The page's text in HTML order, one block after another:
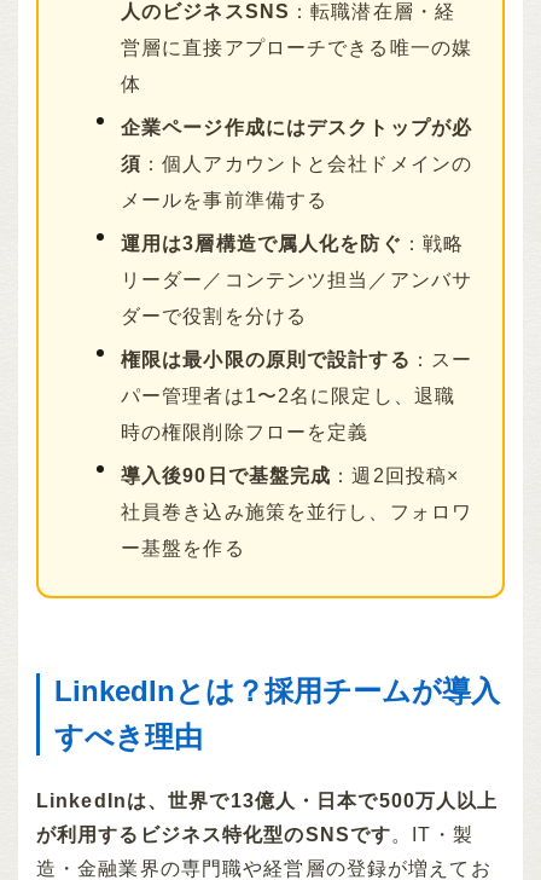
人のビジネスSNS ：転職潜在層・経
営層に直接アプローチできる唯一の媒
体
企業ページ作成にはデスクトップが必
須 ：個人アカウントと会社ドメインの
メールを事前準備する
運用は3層構造で属人化を防ぐ ：戦略
リーダー／コンテンツ担当／アンバサ
ダーで役割を分ける
権限は最小限の原則で設計する ：スー
パー管理者は1〜2名に限定し、退職
時の権限削除フローを定義
導入後90日で基盤完成 ：週2回投稿×
社員巻き込み施策を並行し、フォロワ
ー基盤を作る
LinkedInとは？採用チームが導入
すべき理由
LinkedInは、世界で13億人・日本で500万人以上
が利用するビジネス特化型のSNSです。IT・製
造・金融業界の専門職や経営層の登録が増えてお